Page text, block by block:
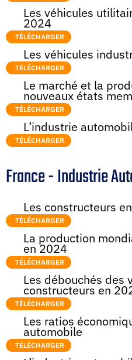
Les véhicules
2024
TÉLÉCHARGER
Les véhicules
TÉLÉCHARGER
Le marché et la
nouveaux états
TÉLÉCHARGER
L’industrie
TÉLÉCHARGER
France - Industrie
Les constructeurs
TÉLÉCHARGER
La production
en 2024
TÉLÉCHARGER
Les débouchés des
constructeurs en
TÉLÉCHARGER
Les ratios
automobile
TÉLÉCHARGER